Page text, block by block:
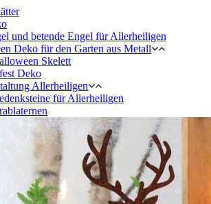
und betende Engel für Allerheiligen
Deko für den Garten aus Metall
Skelett
Deko
Allerheiligen
für Allerheiligen